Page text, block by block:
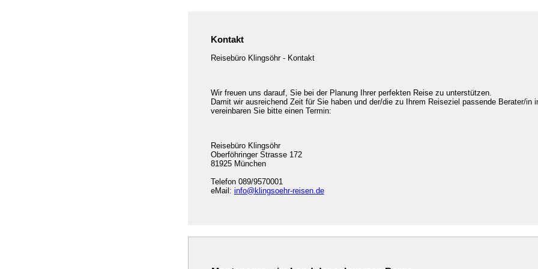
Kontakt
Reisebüro Klingsöhr - Kontakt
Wir freuen uns darauf, Sie bei der Planung Ihrer perfekten Reise zu unterstützen.
Damit wir ausreichend Zeit für Sie haben und der/die zu Ihrem Reiseziel passende Berater/in
vereinbaren Sie bitte einen Termin:
Reisebüro Klingsöhr
Oberföhringer Strasse 172
81925 München
Telefon 089/9570001
eMail: info@klingsoehr-reisen.de